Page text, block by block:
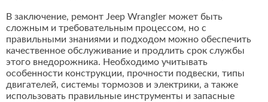
В заключение, ремонт Jeep Wrangler может быть
сложным и требовательным процессом, но с
правильными знаниями и подходом можно обеспечить
качественное обслуживание и продлить срок службы
этого внедорожника. Необходимо учитывать
особенности конструкции, прочности подвески, типы
двигателей, системы тормозов и электрики, а также
использовать правильные инструменты и запасные